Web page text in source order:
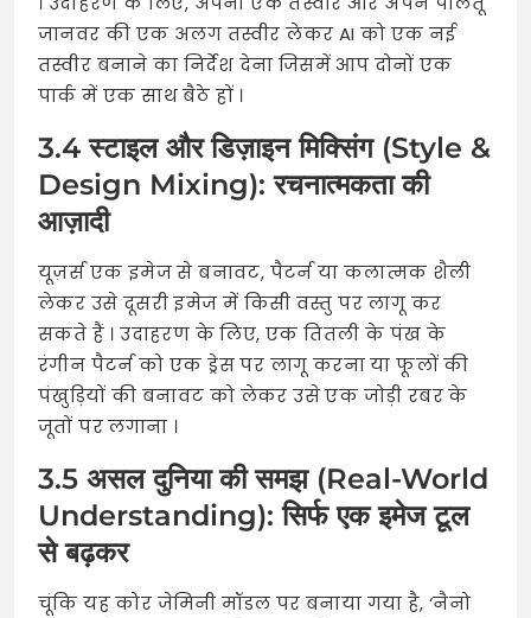
जानवर की एक अलग तस्वीर लेकर AI को एक नई
तस्वीर बनाने का निर्देश देना जिसमें आप दोनों एक
पार्क में एक साथ बैठे हों ।
3.4 स्टाइल और डिज़ाइन मिक्सिंग (Style &
Design Mixing): रचनात्मकता की
आज़ादी
यूज़र्स एक इमेज से बनावट, पैटर्न या कलात्मक शैली
लेकर उसे दूसरी इमेज में किसी वस्तु पर लागू कर
सकते हैं । उदाहरण के लिए, एक तितली के पंख के
रंगीन पैटर्न को एक ड्रेस पर लागू करना या फूलों की
पंखुड़ियों की बनावट को लेकर उसे एक जोड़ी रबर के
जूतों पर लगाना ।
3.5 असल दुनिया की समझ (Real-World
Understanding): सिर्फ एक इमेज टूल
से बढ़कर
चूंकि यह कोर जेमिनी मॉडल पर बनाया गया है, ‘नैनो